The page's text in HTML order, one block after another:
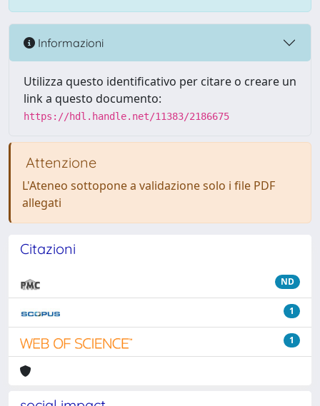
Informazioni
Utilizza questo identificativo per citare o creare un
link a questo documento:
https://hdl.handle.net/11383/2186675
Attenzione
L'Ateneo sottopone a validazione solo i file PDF
allegati
Citazioni
ND
1
1